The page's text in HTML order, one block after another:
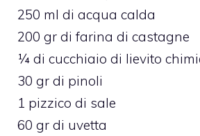
250 ml di acqua calda
200 gr di farina di castagne
¼ di cucchiaio di lievito
30 gr di pinoli
1 pizzico di sale
60 gr di uvetta